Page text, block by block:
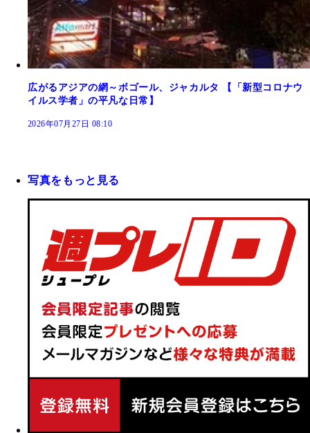
広がるアジアの網～ボゴール、ジャカルタ 【「新型コロナウ
イルス学者」の平凡な日常】
2026年07月27日 08:10
写真をもっと見る